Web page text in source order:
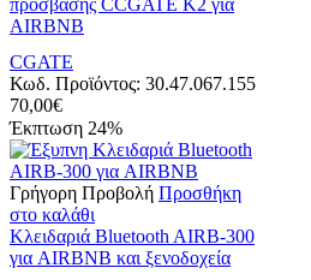
πρόσβασης CCGATE K2 για
AIRBNB
CGATE
Κωδ. Προϊόντος: 30.47.067.155
70,00€
Έκπτωση 24%
Γρήγορη Προβολή Προσθήκη
στο καλάθι
Kλειδαριά Bluetooth AIRB-300
για AIRBNB και ξενοδοχεία